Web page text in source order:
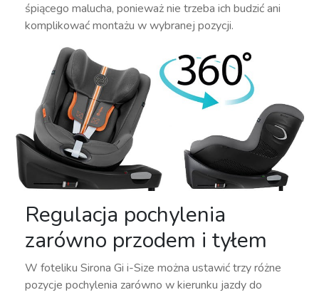
śpiącego malucha, ponieważ nie trzeba ich budzić ani
komplikować montażu w wybranej pozycji.
Regulacja pochylenia
zarówno przodem i tyłem
W foteliku Sirona Gi i-Size można ustawić trzy różne
pozycje pochylenia zarówno w kierunku jazdy do